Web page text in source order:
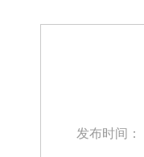
发布时间：